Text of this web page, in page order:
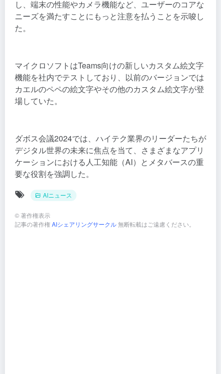
し、端末の性能やカメラ機能など、ユーザーのコアな
ニーズを満たすことにもっと注意を払うことを示唆し
た。
マイクロソフトはTeams向けの新しいカスタム絵文字
機能を社内でテストしており、以前のバージョンでは
カエルのペペの絵文字やその他のカスタム絵文字が登
場していた。
ダボス会議2024では、ハイテク業界のリーダーたちが
デジタル世界の未来に焦点を当て、さまざまなアプリ
ケーションにおける人工知能（AI）とメタバースの重
要な役割を強調した。
AIニュース
©著作権表示
記事の著作権AIシェアリングサークル無断転載はご遠慮ください。